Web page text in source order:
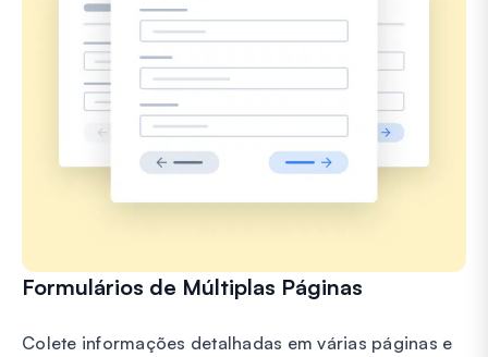
Formulários de Múltiplas Páginas
Colete informações detalhadas em várias páginas e